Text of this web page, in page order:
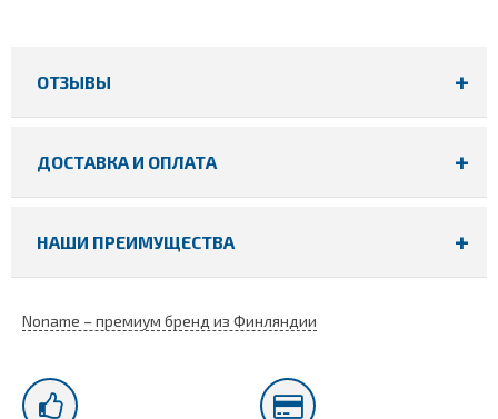
ОТЗЫВЫ
ДОСТАВКА И ОПЛАТА
НАШИ ПРЕИМУЩЕСТВА
Noname – премиум бренд из Финляндии